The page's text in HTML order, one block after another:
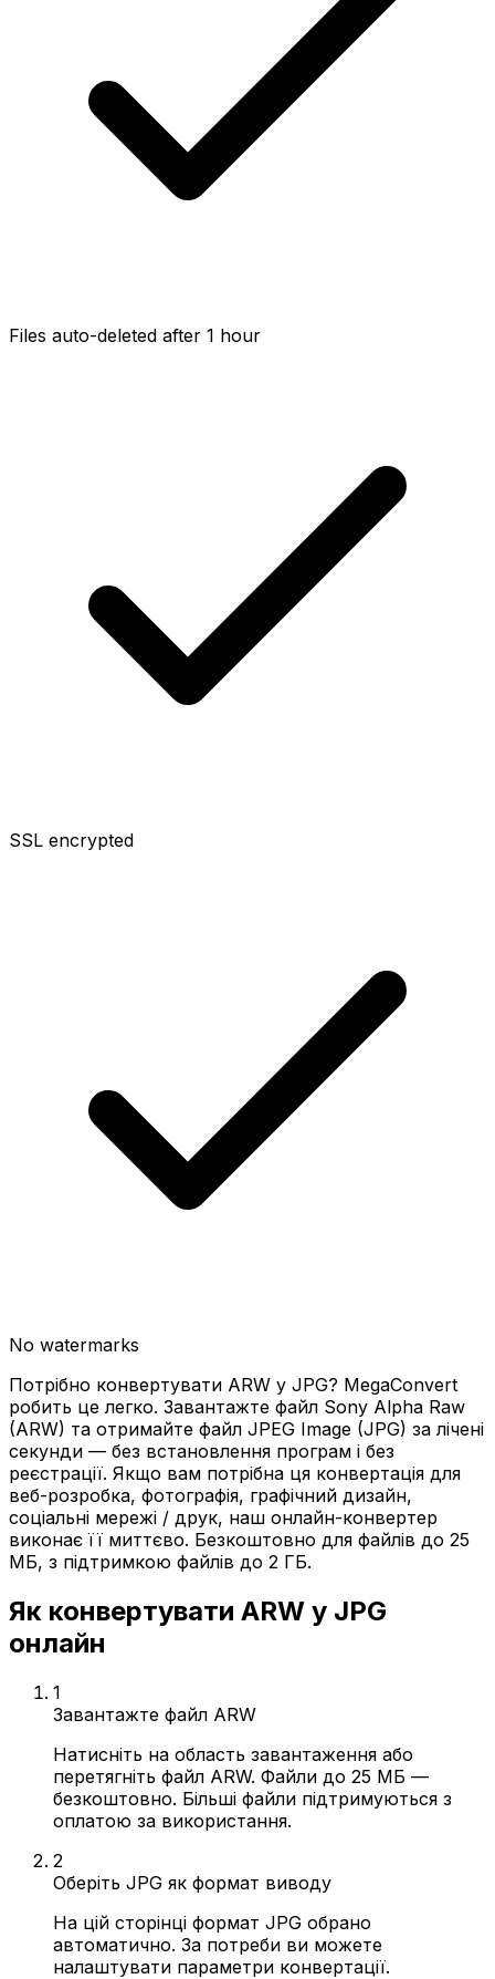
Files auto-deleted after 1 hour
SSL encrypted
No watermarks
Потрібно конвертувати ARW у JPG? MegaConvert
робить це легко. Завантажте файл Sony Alpha Raw
(ARW) та отримайте файл JPEG Image (JPG) за лічені
секунди — без встановлення програм і без
реєстрації. Якщо вам потрібна ця конвертація для
веб-розробка, фотографія, графічний дизайн,
соціальні мережі / друк, наш онлайн-конвертер
виконає її миттєво. Безкоштовно для файлів до 25
МБ, з підтримкою файлів до 2 ГБ.
Як конвертувати ARW у JPG
онлайн
1
Завантажте файл ARW
Натисніть на область завантаження або
перетягніть файл ARW. Файли до 25 МБ —
безкоштовно. Більші файли підтримуються з
оплатою за використання.
2
Оберіть JPG як формат виводу
На цій сторінці формат JPG обрано
автоматично. За потреби ви можете
налаштувати параметри конвертації.